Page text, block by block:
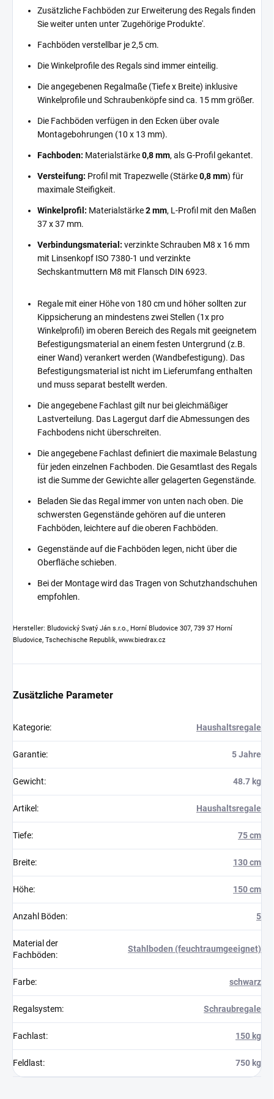
Zusätzliche Fachböden zur Erweiterung des Regals finden
Sie weiter unten unter 'Zugehörige Produkte'.
Fachböden verstellbar je 2,5 cm.
Die Winkelprofile des Regals sind immer einteilig.
Die angegebenen Regalmaße (Tiefe x Breite) inklusive
Winkelprofile und Schraubenköpfe sind ca. 15 mm größer.
Die Fachböden verfügen in den Ecken über ovale
Montagebohrungen (10 x 13 mm).
Fachboden: Materialstärke0,8 mm, als G-Profil gekantet.
Versteifung: Profil mit Trapezwelle (Stärke0,8 mm) für
maximale Steifigkeit.
Winkelprofil: Materialstärke2 mm, L-Profil mit den Maßen
37 x 37 mm.
Verbindungsmaterial: verzinkte Schrauben M8 x 16 mm
mit Linsenkopf ISO 7380-1 und verzinkte
Sechskantmuttern M8 mit Flansch DIN 6923.
Regale mit einer Höhe von 180 cm und höher sollten zur
Kippsicherung an mindestens zwei Stellen (1x pro
Winkelprofil) im oberen Bereich des Regals mit geeignetem
Befestigungsmaterial an einem festen Untergrund (z.B.
einer Wand) verankert werden (Wandbefestigung). Das
Befestigungsmaterial ist nicht im Lieferumfang enthalten
und muss separat bestellt werden.
Die angegebene Fachlast gilt nur bei gleichmäßiger
Lastverteilung. Das Lagergut darf die Abmessungen des
Fachbodens nicht überschreiten.
Die angegebene Fachlast definiert die maximale Belastung
für jeden einzelnen Fachboden. Die Gesamtlast des Regals
ist die Summe der Gewichte aller gelagerten Gegenstände.
Beladen Sie das Regal immer von unten nach oben. Die
schwersten Gegenstände gehören auf die unteren
Fachböden, leichtere auf die oberen Fachböden.
Gegenstände auf die Fachböden legen, nicht über die
Oberfläche schieben.
Bei der Montage wird das Tragen von Schutzhandschuhen
empfohlen.
Hersteller: Bludovický Svatý Ján s.r.o., Horní Bludovice 307, 739 37 Horní
Bludovice, Tschechische Republik, www.biedrax.cz
Zusätzliche Parameter
Kategorie: Haushaltsregale
Garantie: 5 Jahre
Gewicht: 48.7 kg
Artikel : Haushaltsregale
Tiefe: 75 cm
Breite: 130 cm
Höhe: 150 cm
Anzahl Böden: 5
Material der
Fachböden:
Stahlboden (feuchtraumgeeignet)
Farbe: schwarz
Regalsystem: Schraubregale
Fachlast: 150 kg
Feldlast: 750 kg